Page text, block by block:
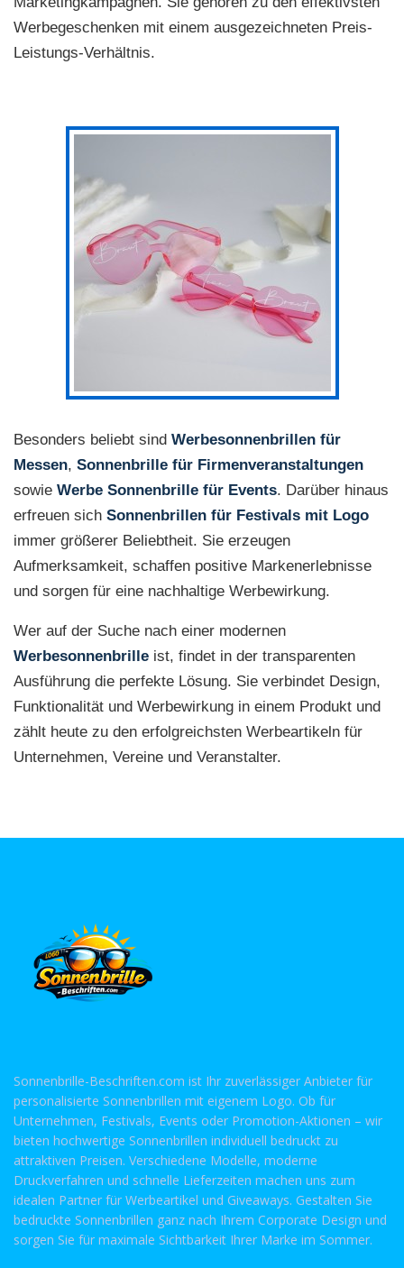
Werbegeschenken mit einem ausgezeichneten Preis-
Leistungs-Verhältnis.
Besonders beliebt sind Werbesonnenbrillen für
Messen, Sonnenbrille für Firmenveranstaltungen
sowie Werbe Sonnenbrille für Events. Darüber hinaus
erfreuen sich Sonnenbrillen für Festivals mit Logo
immer größerer Beliebtheit. Sie erzeugen
Aufmerksamkeit, schaffen positive Markenerlebnisse
und sorgen für eine nachhaltige Werbewirkung.
Wer auf der Suche nach einer modernen
Werbesonnenbrille ist, findet in der transparenten
Ausführung die perfekte Lösung. Sie verbindet Design,
Funktionalität und Werbewirkung in einem Produkt und
zählt heute zu den erfolgreichsten Werbeartikeln für
Unternehmen, Vereine und Veranstalter.
Sonnenbrille-Beschriften.com ist Ihr zuverlässiger Anbieter für
personalisierte Sonnenbrillen mit eigenem Logo. Ob für
Unternehmen, Festivals, Events oder Promotion-Aktionen – wir
bieten hochwertige Sonnenbrillen individuell bedruckt zu
attraktiven Preisen. Verschiedene Modelle, moderne
Druckverfahren und schnelle Lieferzeiten machen uns zum
idealen Partner für Werbeartikel und Giveaways. Gestalten Sie
bedruckte Sonnenbrillen ganz nach Ihrem Corporate Design und
sorgen Sie für maximale Sichtbarkeit Ihrer Marke im Sommer.